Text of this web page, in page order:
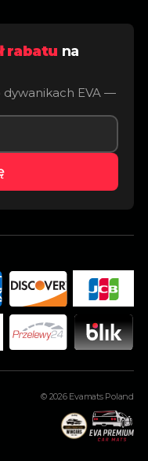
rabatu na
dywanikach EVA —
© 2026 Evamats Poland